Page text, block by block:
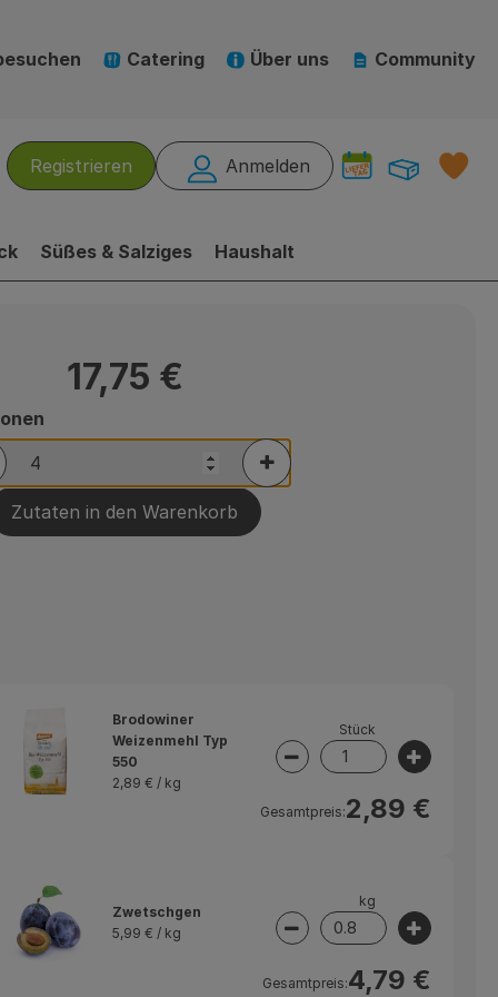
Catering Über uns Community
Registrieren Anmelden
Süßes & Salziges Haushalt
17,75 €
verringern (aktuell 4 Portionen ausgewählt)
Portionen erhöhen
Zutaten in den Warenkorb
ändern
Brodowiner
Weizenmehl Typ
550
2,89 € / kg
Stück
Artikelanzahl
Gesamtpreis:2,89 €
ändern
Zwetschgen
5,99 € / kg
kg
Artikelanzahl
Gesamtpreis:4,79 €